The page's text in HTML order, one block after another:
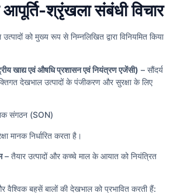
श्रृंखला संबंधी विचार
को मुख्य रूप से निम्नलिखित द्वारा विनियमित किया
खाद्य एवं औषधि प्रशासन एवं नियंत्रण एजेंसी) – सौंदर्य
देखभाल उत्पादों के पंजीकरण और सुरक्षा के लिए
संगठन (SON)
मानक निर्धारित करता है।
– तैयार उत्पादों और कच्चे माल के आयात को नियंत्रित
वैश्विक बहसें बालों की देखभाल को प्रभावित करती हैं: